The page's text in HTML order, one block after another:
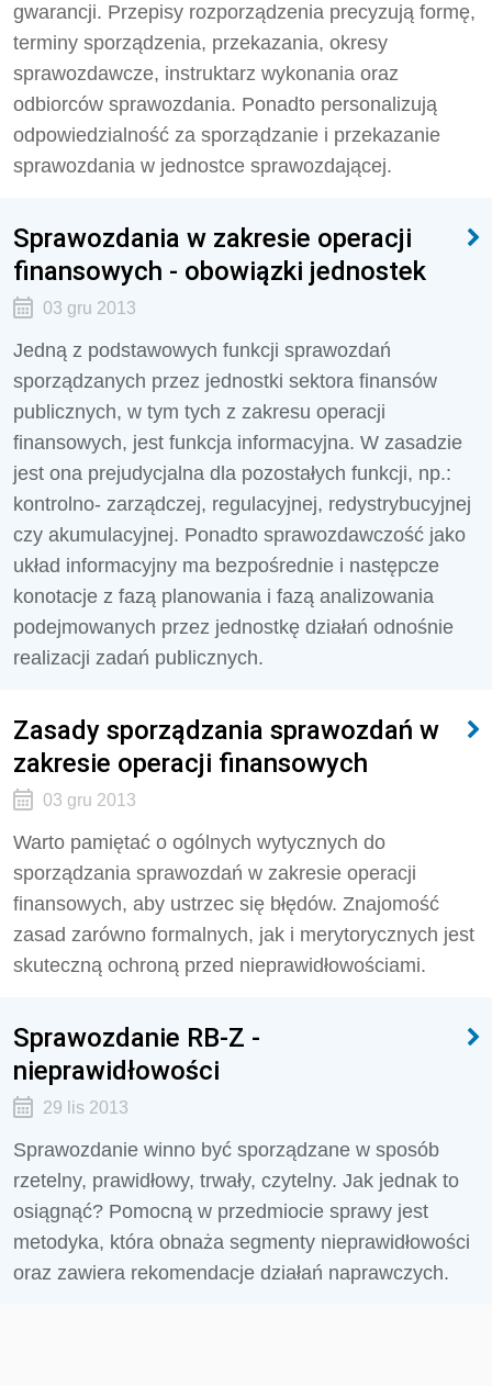
gwarancji. Przepisy rozporządzenia precyzują formę,
terminy sporządzenia, przekazania, okresy
sprawozdawcze, instruktarz wykonania oraz
odbiorców sprawozdania. Ponadto personalizują
odpowiedzialność za sporządzanie i przekazanie
sprawozdania w jednostce sprawozdającej.
Sprawozdania w zakresie operacji
finansowych - obowiązki jednostek
03 gru 2013
Jedną z podstawowych funkcji sprawozdań
sporządzanych przez jednostki sektora finansów
publicznych, w tym tych z zakresu operacji
finansowych, jest funkcja informacyjna. W zasadzie
jest ona prejudycjalna dla pozostałych funkcji, np.:
kontrolno- zarządczej, regulacyjnej, redystrybucyjnej
czy akumulacyjnej. Ponadto sprawozdawczość jako
układ informacyjny ma bezpośrednie i następcze
konotacje z fazą planowania i fazą analizowania
podejmowanych przez jednostkę działań odnośnie
realizacji zadań publicznych.
Zasady sporządzania sprawozdań w
zakresie operacji finansowych
03 gru 2013
Warto pamiętać o ogólnych wytycznych do
sporządzania sprawozdań w zakresie operacji
finansowych, aby ustrzec się błędów. Znajomość
zasad zarówno formalnych, jak i merytorycznych jest
skuteczną ochroną przed nieprawidłowościami.
Sprawozdanie RB-Z -
nieprawidłowości
29 lis 2013
Sprawozdanie winno być sporządzane w sposób
rzetelny, prawidłowy, trwały, czytelny. Jak jednak to
osiągnąć? Pomocną w przedmiocie sprawy jest
metodyka, która obnaża segmenty nieprawidłowości
oraz zawiera rekomendacje działań naprawczych.